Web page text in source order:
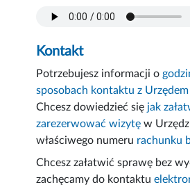
Kontakt
Potrzebujesz informacji o
sposobach kontaktu z
Chcesz dowiedzieć się jak
zarezerwować wizytę w
właściwego numeru rachunku
Chcesz załatwić sprawę bez
zachęcamy do kontaktu